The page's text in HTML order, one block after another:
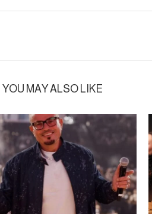
YOU MAY ALSO LIKE